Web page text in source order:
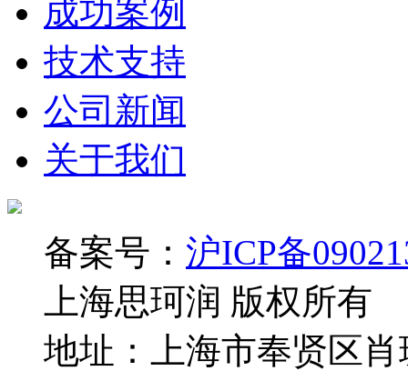
成功案例
技术支持
公司新闻
关于我们
备案号： 沪ICP备
上海思珂润 版权所有
地址：上海市奉贤区肖